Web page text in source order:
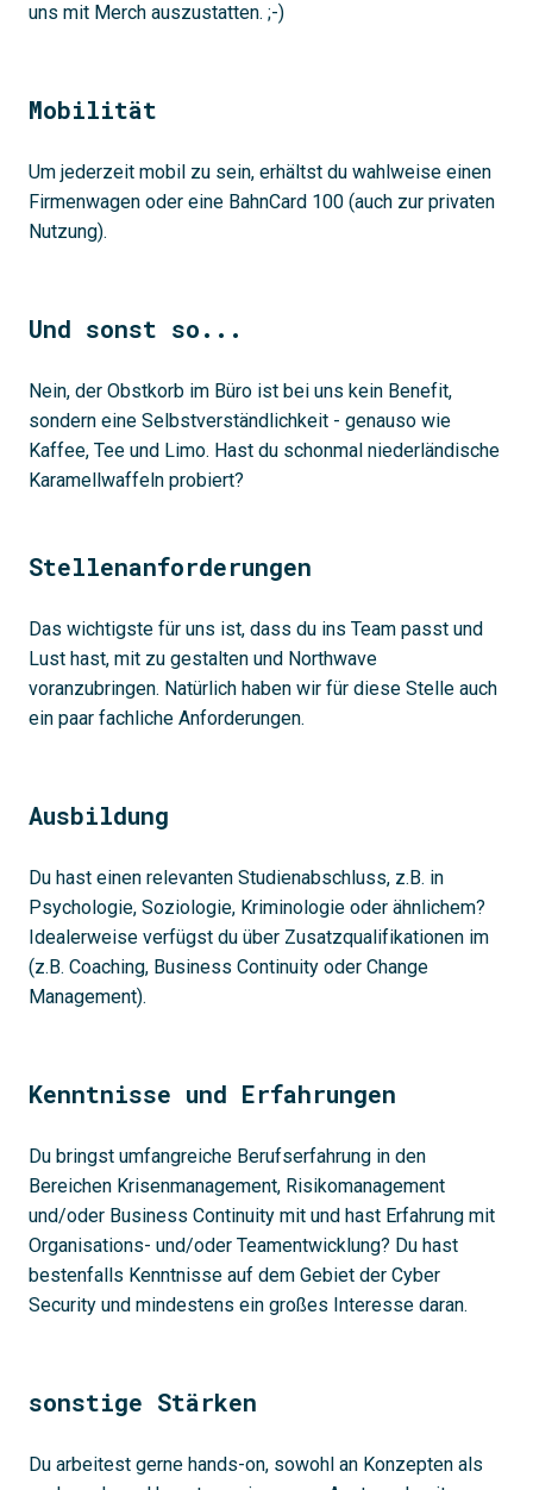
uns mit Merch auszustatten. ;-)
Mobilität
Um jederzeit mobil zu sein, erhältst du wahlweise einen
Firmenwagen oder eine BahnCard 100 (auch zur privaten
Nutzung).
Und sonst so...
Nein, der Obstkorb im Büro ist bei uns kein Benefit,
sondern eine Selbstverständlichkeit - genauso wie
Kaffee, Tee und Limo. Hast du schonmal niederländische
Karamellwaffeln probiert?
Stellenanforderungen
Das wichtigste für uns ist, dass du ins Team passt und
Lust hast, mit zu gestalten und Northwave
voranzubringen. Natürlich haben wir für diese Stelle auch
ein paar fachliche Anforderungen.
Ausbildung
Du hast einen relevanten Studienabschluss, z.B. in
Psychologie, Soziologie, Kriminologie oder ähnlichem?
Idealerweise verfügst du über Zusatzqualifikationen im
(z.B. Coaching, Business Continuity oder Change
Management).
Kenntnisse und Erfahrungen
Du bringst umfangreiche Berufserfahrung in den
Bereichen Krisenmanagement, Risikomanagement
und/oder Business Continuity mit und hast Erfahrung mit
Organisations- und/oder Teamentwicklung? Du hast
bestenfalls Kenntnisse auf dem Gebiet der Cyber
Security und mindestens ein großes Interesse daran.
sonstige Stärken
Du arbeitest gerne hands-on, sowohl an Konzepten als